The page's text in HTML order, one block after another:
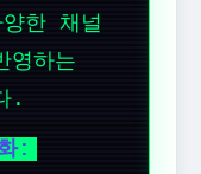
한 채널
영하는
.
: